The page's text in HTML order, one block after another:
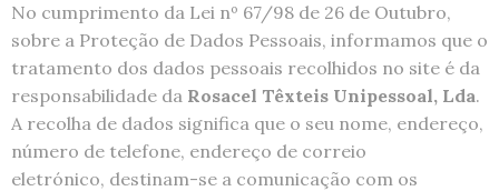
No cumprimento da Lei nº 67/98 de 26 de Outubro,
sobre a Proteção de Dados Pessoais, informamos que o
tratamento dos dados pessoais recolhidos no site é da
responsabilidade da Rosacel Têxteis Unipessoal, Lda.
A recolha de dados significa que o seu nome, endereço,
número de telefone, endereço de correio
eletrónico, destinam-se a comunicação com os